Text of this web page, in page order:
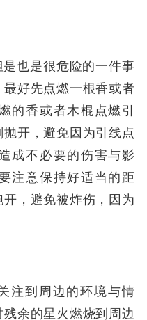
也是很危险的一件事
好先点燃一根香或者
的香或者木棍点燃引
开，避免因为引线点
成不必要的伤害与影
注意保持好适当的距
，避免被炸伤，因为
注到周边的环境与情
余的星火燃烧到周边